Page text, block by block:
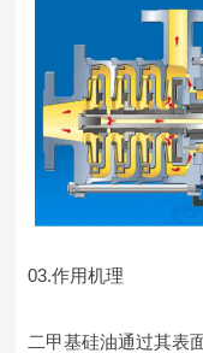
03.作用机理
二甲基硅油通过其表